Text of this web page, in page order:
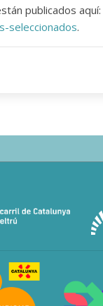
publicados aquí:
seleccionados.